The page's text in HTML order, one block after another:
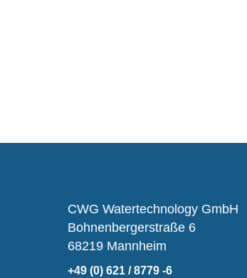
CWG Watertechnology GmbH
Bohnenbergerstraße 6
68219 Mannheim
+49 (0) 621 / 8779 -6